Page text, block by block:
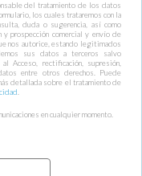
seguridad y elementos de
de datos
el botón "Aceptar",
las cookies.
del tratamiento de los datos
los cuales trataremos con la
duda o sugerencia, así como
prospección comercial y envío de
nos autorice, estando legitimados
sus datos a terceros salvo
Acceso, rectificación, supresión,
entre otros derechos. Puede
detallada sobre el tratamiento de
en cualquier momento.